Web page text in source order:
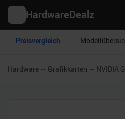
HardwareDealz
Preisvergleich
Hardware Grafikkarten NVIDIA